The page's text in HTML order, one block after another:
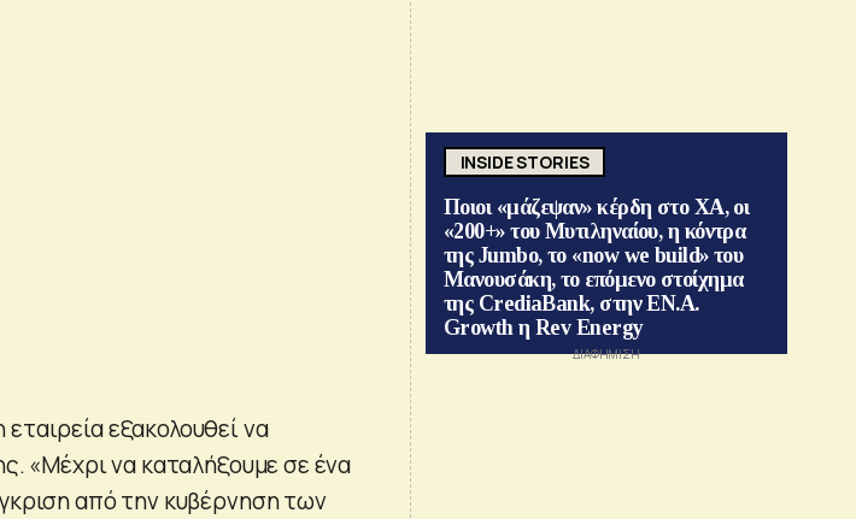
εξακολουθεί να
«Μέχρι να καταλήξουμε σε ένα
από την κυβέρνηση των
INSIDE STORIES
Ποιοι «μάζεψαν» κέρδη στο ΧΑ, οι
«200+» του Μυτιληναίου, η κόντρα
της Jumbo, το «now we build» του
Μανουσάκη, το επόμενο στοίχημα
της CrediaBank, στην ΕΝ.Α.
Growth η Rev Energy